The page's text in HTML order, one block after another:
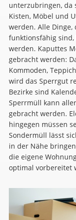
unterzubringen, da
Kisten, Möbel und
werden. Alle Dinge,
funktionsfähig
werden. Kaputtes
gebracht werden:
Kommoden,
wird das Sperrgut
Bezirke sind
Sperrmüll kann
gebracht werden.
hingegen müssen
Sondermüll lässt
in der Nähe
die eigene
optimal vorbereitet